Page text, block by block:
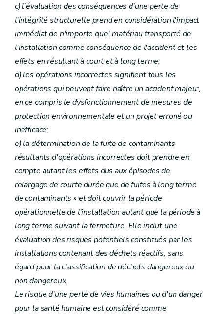
c) l'évaluation des conséquences d'une perte de
l'intégrité structurelle prend en considération l'impact
immédiat de n'importe quel matériau transporté de
l'installation comme conséquence de l'accident et les
effets en résultant à court et à long terme;
d) les opérations incorrectes signifient tous les
opérations qui peuvent faire naître un accident majeur,
en ce compris le dysfonctionnement de mesures de
protection environnementale et un projet erroné ou
inefficace;
e) la détermination de la fuite de contaminants
résultants d'opérations incorrectes doit prendre en
compte autant les effets dus aux épisodes de
relargage de courte durée que de fuites à long terme
de contaminants » et doit couvrir la période
opérationnelle de l'installation autant que la période à
long terme suivant la fermeture. Elle inclut une
évaluation des risques potentiels constitués par les
installations contenant des déchets réactifs, sans
égard pour la classification de déchets dangereux ou
non dangereux.
Le risque d'une perte de vies humaines ou d'un danger
pour la santé humaine est considéré comme